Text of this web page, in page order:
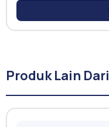
Produk Lain Dari